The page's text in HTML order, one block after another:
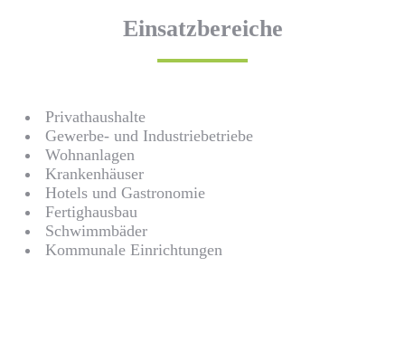
Einsatzbereiche
Privathaushalte
Gewerbe- und Industriebetriebe
Wohnanlagen
Krankenhäuser
Hotels und Gastronomie
Fertighausbau
Schwimmbäder
Kommunale Einrichtungen